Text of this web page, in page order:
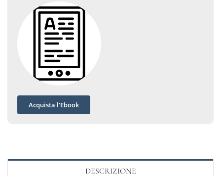
Acquista l'Ebook
DESCRIZIONE